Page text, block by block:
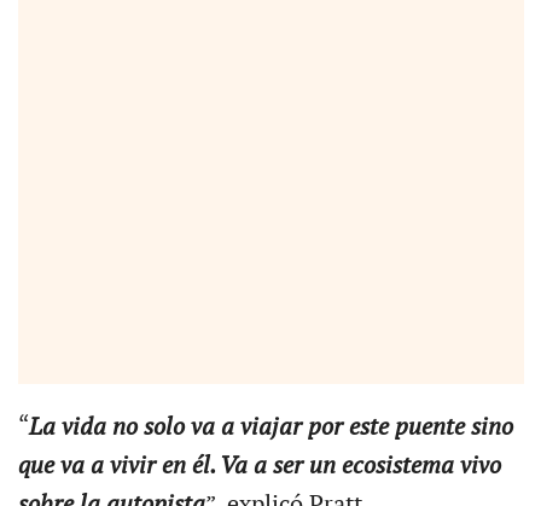
“La vida no solo va a viajar por este puente sino
que va a vivir en él. Va a ser un ecosistema vivo